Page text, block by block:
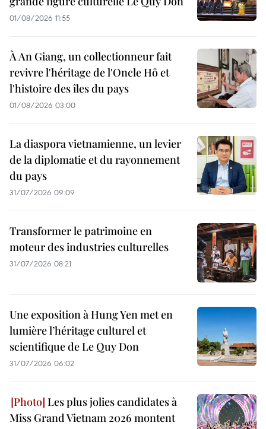
01/08/2026 11:55
À An Giang, un collectionneur fait
revivre l'héritage de l'Oncle Hô et
l'histoire des îles du pays
01/08/2026 03:00
La diaspora vietnamienne, un levier
de la diplomatie et du rayonnement
du pays
31/07/2026 09:09
Transformer le patrimoine en
moteur des industries culturelles
31/07/2026 08:21
Une exposition à Hung Yen met en
lumière l’héritage culturel et
scientifique de Le Quy Don
31/07/2026 06:02
Les plus jolies candidates à
Miss Grand Vietnam 2026 montent